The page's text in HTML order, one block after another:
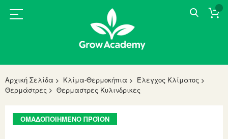
Αρχική Σελίδα Κλίμα-Θερμοκήπια
Έλεγχος Κλίματος
Θερμάστρες
Θερμαστρες Κυλινδρικες
Skip
to
ΟΜΑΔΟΠΟΙΗΜΈΝΟ ΠΡΟΪΌΝ